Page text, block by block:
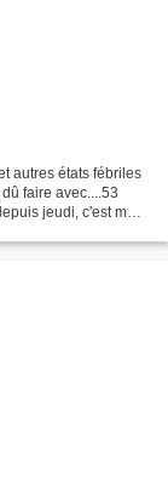
autres états fébriles
faire avec....53
jeudi, c'est moi